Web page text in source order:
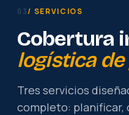
03/ SERVICIOS
Cobertura
logística de
Tres servicios
completo: planificar,